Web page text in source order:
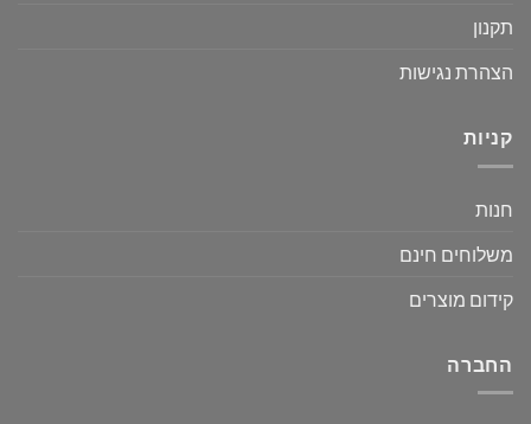
תקנון
הצהרת נגישות
קניות
חנות
משלוחים חינם
קידום מוצרים
החברה